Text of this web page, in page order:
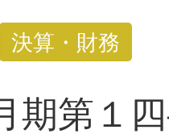
決算・財務
期第１